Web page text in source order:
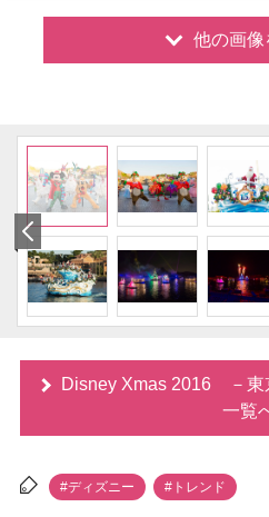
他の画像
Disney Xmas 2016 －東
一覧
#ディズニー #トレンド